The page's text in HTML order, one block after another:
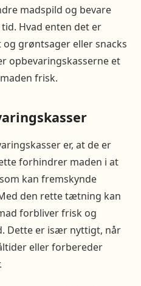
madspild og bevare
Hvad enten det er
grøntsager eller snacks
opbevaringskasserne et
frisk.
er, at de er
forhindrer maden i at
kan fremskynde
den rette tætning kan
forbliver frisk og
Dette er især nyttigt, når
eller forbereder